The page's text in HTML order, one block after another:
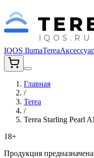
IQOS.RU
IQOS IlumaTerea
Главная
/
Terea
/
Terea Starling Pearl
18+
Продукция